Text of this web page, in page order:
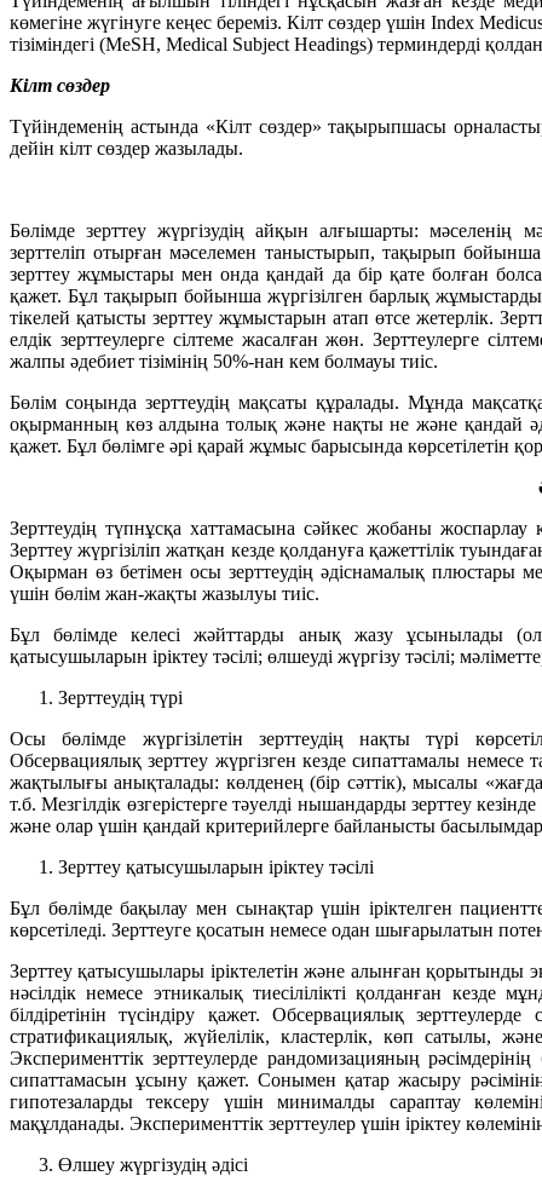
көмегіне жүгінуге кеңес береміз. Кілт сөздер үшін Index
тізіміндегі (MeSH, Medical Subject Headings) терминдерді
Кілт сөздер
Түйіндеменің астында «Кілт сөздер» тақырыпшасы
дейін кілт сөздер жазылады.
Бөлімде зерттеу жүргізудің айқын алғышарты:
зерттеліп отырған мәселемен таныстырып, тақырып
зерттеу жұмыстары мен онда қандай да бір қате болған
қажет. Бұл тақырып бойынша жүргізілген барлық
тікелей қатысты зерттеу жұмыстарын атап өтсе жетерлік.
елдік зерттеулерге сілтеме жасалған жөн. Зерттеулерге
жалпы әдебиет тізімінің 50%-нан кем болмауы тиіс.
Бөлім соңында зерттеудің мақсаты құралады. Мұнда
оқырманның көз алдына толық және нақты не және қандай
қажет. Бұл бөлімге әрі қарай жұмыс барысында көрсетілетін
Зерттеудің түпнұсқа хаттамасына сәйкес жобаны жоспарлау
Зерттеу жүргізіліп жатқан кезде қолдануға қажеттілік
Оқырман өз бетімен осы зерттеудің әдіснамалық плюстары
үшін бөлім жан-жақты жазылуы тиіс.
Бұл бөлімде келесі жәйттарды анық жазу ұсынылады
қатысушыларын іріктеу тәсілі; өлшеуді жүргізу тәсілі;
Зерттеудің түрі
Осы бөлімде жүргізілетін зерттеудің нақты түрі
Обсервациялық зерттеу жүргізген кезде сипаттамалы немесе
жақтылығы анықталады: көлденең (бір сәттік), мысалы
т.б. Мезгілдік өзгерістерге тәуелді нышандарды зерттеу
және олар үшін қандай критерийлерге байланысты басылымдар
Зерттеу қатысушыларын іріктеу тәсілі
Бұл бөлімде бақылау мен сынақтар үшін іріктелген
көрсетіледі. Зерттеуге қосатын немесе одан шығарылатын
Зерттеу қатысушылары іріктелетін және алынған
нәсілдік немесе этникалық тиесілілікті қолданған
білдіретінін түсіндіру қажет. Обсервациялық
стратификациялық, жүйелілік, кластерлік, көп сатылы,
Эксперименттік зерттеулерде рандомизацияның
сипаттамасын ұсыну қажет. Сонымен қатар жасыру
гипотезаларды тексеру үшін минималды сараптау
мақұлданады. Эксперименттік зерттеулер үшін іріктеу
Өлшеу жүргізудің әдісі